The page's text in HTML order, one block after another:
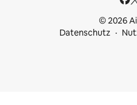
© 2026
Datenschutz